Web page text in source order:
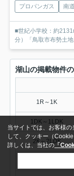
プロパンガス 南
■世紀小学校：約
分）「鳥取市布勢土
湖山の掲載物件
1R～1K
1DK～1LDK
2K～2LDK
当サイトでは、お客様
して、クッキー（
詳しくは、当社の「